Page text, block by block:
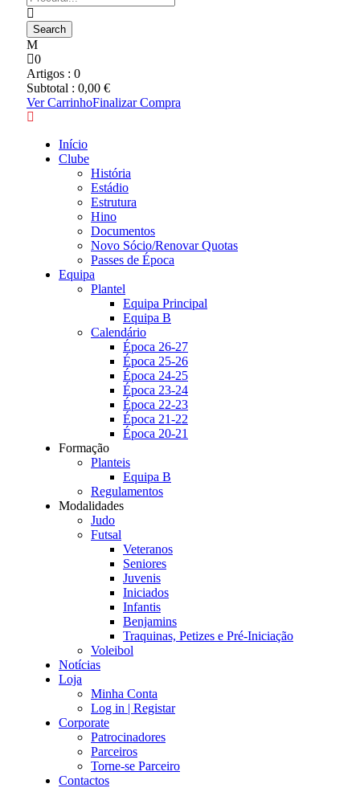
0
Artigos : 0
Subtotal : 0,00 €
Ver CarrinhoFinalizar Compra
Início
Clube
História
Estádio
Estrutura
Hino
Documentos
Novo Sócio/Renovar Quotas
Passes de Época
Equipa
Plantel
Equipa Principal
Equipa B
Calendário
Época 26-27
Época 25-26
Época 24-25
Época 23-24
Época 22-23
Época 21-22
Época 20-21
Formação
Planteis
Equipa B
Regulamentos
Modalidades
Judo
Futsal
Veteranos
Seniores
Juvenis
Iniciados
Infantis
Benjamins
Traquinas, Petizes e Pré-Iniciação
Voleibol
Notícias
Loja
Minha Conta
Log in | Registar
Corporate
Patrocinadores
Parceiros
Torne-se Parceiro
Contactos